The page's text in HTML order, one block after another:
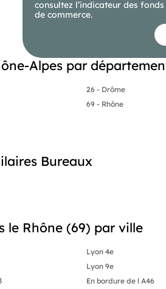
consultez l’indicateur des fonds
de commerce.
Alpes par
26 - Drôme
69 - Rhône
Bureaux
le Rhône (69) par ville
Lyon 4e
Lyon 9e
En bordure de l A46